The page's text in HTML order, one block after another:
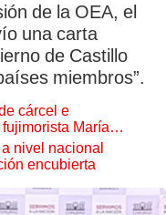
de la OEA, el
una carta
de Castillo
miembros”.
cárcel e
María
nivel nacional
encubierta